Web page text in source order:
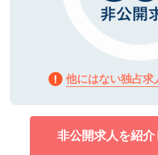
他にはない独占求
非公開求人を紹介